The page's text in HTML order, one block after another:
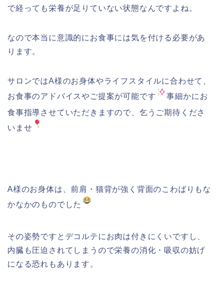
で経っても栄養が足りていない状態なんですよね。
なので本当に意識的にお食事には気を付ける必要があ
ります。
サロンではA様のお身体やライフスタイルに合わせて、
お食事のアドバイスやご提案が可能です
事細かにお
食事指導させていただきますので、乞うご期待くださ
いませ
A様のお身体は、前肩・猫背が強く背面のこわばりもな
かなかのものでした
その姿勢ですとデコルテにお肉は付きにくいですし、
内臓も圧迫されてしまうので栄養の消化・吸収の妨げ
になる恐れもあります。